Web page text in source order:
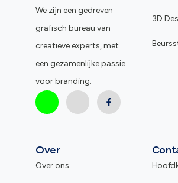
We zijn een gedreven
grafisch bureau van
creatieve experts, met
een gezamenlijke passie
voor branding.
3D
Over
Over ons